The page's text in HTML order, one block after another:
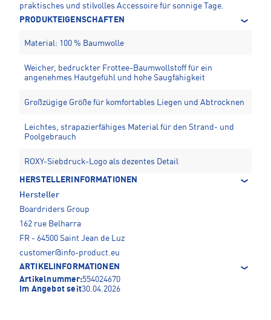
praktisches und stilvolles Accessoire für sonnige Tage.
PRODUKTEIGENSCHAFTEN
Material: 100 % Baumwolle
Weicher, bedruckter Frottee-Baumwollstoff für ein
angenehmes Hautgefühl und hohe Saugfähigkeit
Großzügige Größe für komfortables Liegen und Abtrocknen
Leichtes, strapazierfähiges Material für den Strand- und
Poolgebrauch
ROXY-Siebdruck-Logo als dezentes Detail
HERSTELLERINFORMATIONEN
Hersteller
Boardriders Group
162 rue Belharra
FR - 64500 Saint Jean de Luz
customer@info-product.eu
ARTIKELINFORMATIONEN
Artikelnummer:554024670
Im Angebot seit30.04.2026